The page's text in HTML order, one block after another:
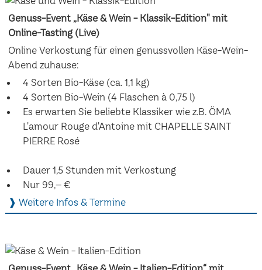
Genuss-Event „Käse & Wein - Klassik-Edition" mit
Online-Tasting (Live)
Online Verkostung für einen genussvollen Käse-Wein-
Abend zuhause:
4 Sorten Bio-Käse (ca. 1,1 kg)
4 Sorten Bio-Wein (4 Flaschen à 0,75 l)
Es erwarten Sie beliebte Klassiker wie z.B. ÖMA
L'amour Rouge d'Antoine mit CHAPELLE SAINT
PIERRE Rosé
Dauer 1,5 Stunden mit Verkostung
Nur 99,– €
❱ Weitere Infos & Termine